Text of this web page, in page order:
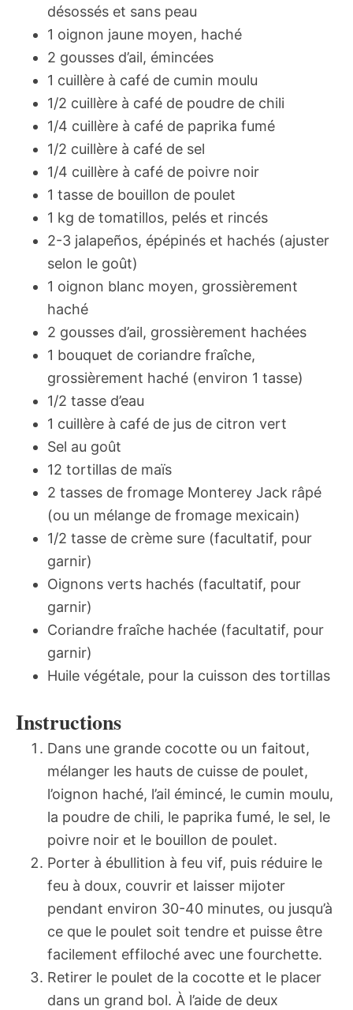
désossés et sans peau
1 oignon jaune moyen, haché
2 gousses d’ail, émincées
1 cuillère à café de cumin moulu
1/2 cuillère à café de poudre de chili
1/4 cuillère à café de paprika fumé
1/2 cuillère à café de sel
1/4 cuillère à café de poivre noir
1 tasse de bouillon de poulet
1 kg de tomatillos, pelés et rincés
2-3 jalapeños, épépinés et hachés (ajuster
selon le goût)
1 oignon blanc moyen, grossièrement
haché
2 gousses d’ail, grossièrement hachées
1 bouquet de coriandre fraîche,
grossièrement haché (environ 1 tasse)
1/2 tasse d’eau
1 cuillère à café de jus de citron vert
Sel au goût
12 tortillas de maïs
2 tasses de fromage Monterey Jack râpé
(ou un mélange de fromage mexicain)
1/2 tasse de crème sure (facultatif, pour
garnir)
Oignons verts hachés (facultatif, pour
garnir)
Coriandre fraîche hachée (facultatif, pour
garnir)
Huile végétale, pour la cuisson des tortillas
Instructions
Dans une grande cocotte ou un faitout,
mélanger les hauts de cuisse de poulet,
l’oignon haché, l’ail émincé, le cumin moulu,
la poudre de chili, le paprika fumé, le sel, le
poivre noir et le bouillon de poulet.
Porter à ébullition à feu vif, puis réduire le
feu à doux, couvrir et laisser mijoter
pendant environ 30-40 minutes, ou jusqu’à
ce que le poulet soit tendre et puisse être
facilement effiloché avec une fourchette.
Retirer le poulet de la cocotte et le placer
dans un grand bol. À l’aide de deux